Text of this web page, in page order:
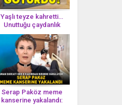
Yaşlı teyze kahretti…
Unuttuğu çaydanlık
öl*üme götürdü!
Serap Paköz meme
kanserine yakalandı: